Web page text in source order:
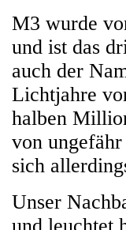
M3 wurde
und ist das
auch der
Lichtjahre
halben
von
sich
Unser